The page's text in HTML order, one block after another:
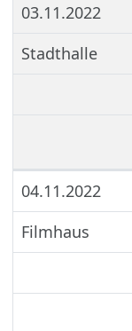
03.11.2022
Stadthalle
04.11.2022
Filmhaus